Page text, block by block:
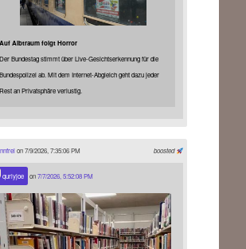
Auf Albtraum folgt Horror
Der Bundestag stimmt über Live-Gesichtserkennung für die
Bundespolizei ab. Mit dem Internet-Abgleich geht dazu jeder
Rest an Privatsphäre verlustig.
boosted
on 7/9/2026, 7:35:06 PM
qurlyjoe on7/7/2026, 5:52:08 PM